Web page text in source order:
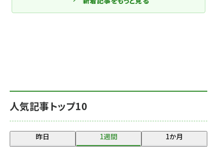
人気記事トップ10
昨日 1週間 1か月